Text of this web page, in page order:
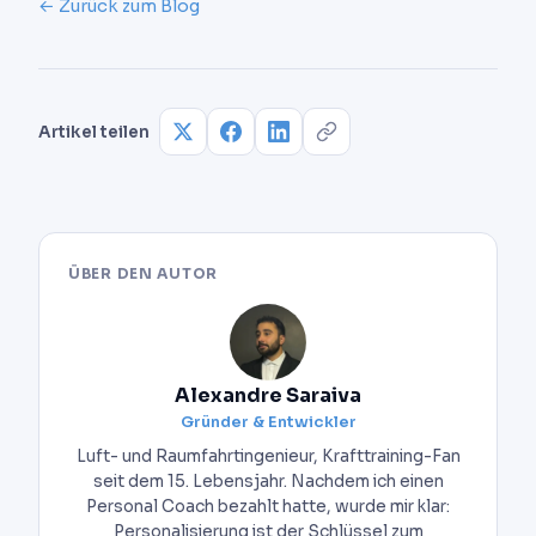
App wie AIVancePro automatisiert die
Plateaus) und ermöglicht Entscheidungen in 30
Sekunden statt 20 Minuten.
← Zurück zum Blog
Artikel teilen
ÜBER DEN AUTOR
Alexandre Saraiva
Gründer & Entwickler
Luft- und Raumfahrtingenieur, Krafttraining-Fan
seit dem 15. Lebensjahr. Nachdem ich einen
Personal Coach bezahlt hatte, wurde mir klar: